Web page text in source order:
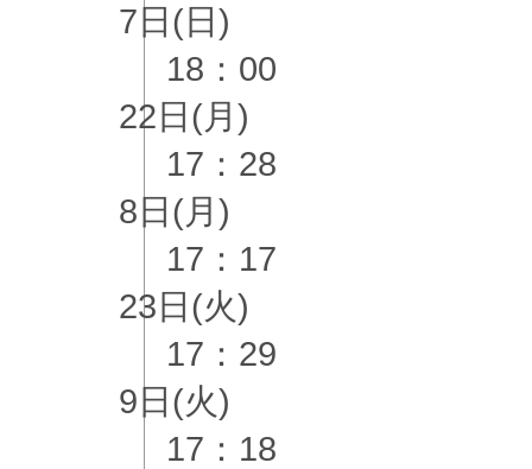
7日(日)
18：00
22日(月)
17：28
8日(月)
17：17
23日(火)
17：29
9日(火)
17：18